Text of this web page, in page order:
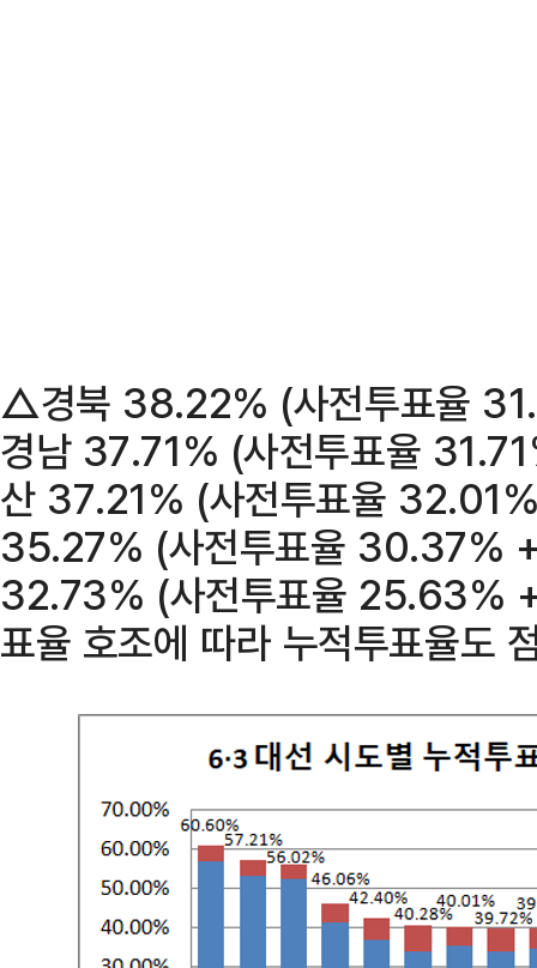
△경북 38.22% (사전투표율
경남 37.71% (사전투표율
산 37.21% (사전투표율
35.27% (사전투표율 30.37%
32.73% (사전투표율 25.63%
표율 호조에 따라 누적투표율도